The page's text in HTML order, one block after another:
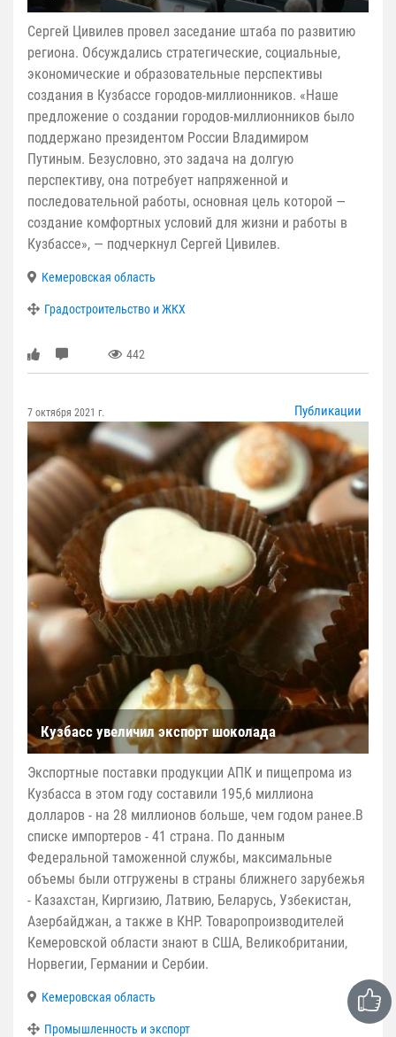
Сергей Цивилев провел заседание штаба по развитию
региона. Обсуждались стратегические, социальные,
экономические и образовательные перспективы
создания в Кузбассе городов-миллионников. «Наше
предложение о создании городов-миллионников было
поддержано президентом России Владимиром
Путиным. Безусловно, это задача на долгую
перспективу, она потребует напряженной и
последовательной работы, основная цель которой —
создание комфортных условий для жизни и работы в
Кузбассе», — подчеркнул Сергей Цивилев.
Кемеровская область
Градостроительство и ЖКХ
442
7 октября 2021 г. Публикации
Кузбасс увеличил экспорт шоколада
Экспортные поставки продукции АПК и пищепрома из
Кузбасса в этом году составили 195,6 миллиона
долларов - на 28 миллионов больше, чем годом ранее.В
списке импортеров - 41 страна. По данным
Федеральной таможенной службы, максимальные
объемы были отгружены в страны ближнего зарубежья
- Казахстан, Киргизию, Латвию, Беларусь, Узбекистан,
Азербайджан, а также в КНР. Товаропроизводителей
Кемеровской области знают в США, Великобритании,
Норвегии, Германии и Сербии.
Кемеровская область
Промышленность и экспорт